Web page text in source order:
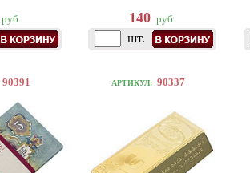
руб. 140 руб.
шт.
90391 АРТИКУЛ: 90337